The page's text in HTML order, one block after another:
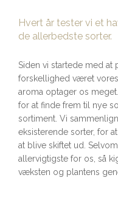
Hvert år tester vi et
de allerbedste sorter.
Siden vi startede med at
forskellighed været
aroma optager os
for at finde frem til nye
sortiment. Vi
eksisterende sorter, for
at blive skiftet ud.
allervigtigste for os, så
væksten og plantens